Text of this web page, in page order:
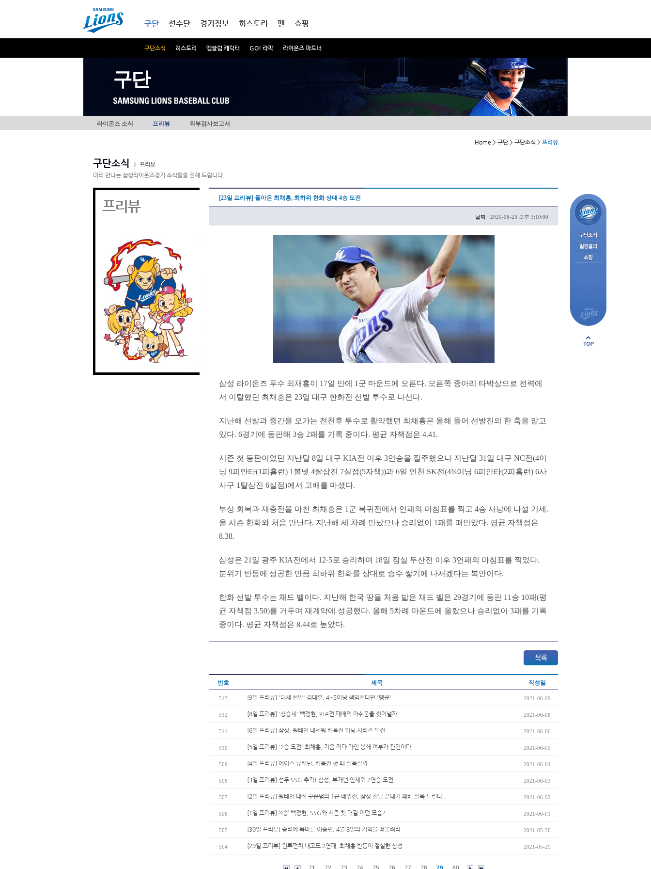
구단
구단소식 히스토리 엠블럼 캐릭터 GO! 라팍 라이온즈 파트너
선수단 경기정보 히스토리 팬 쇼핑
구단
라이온즈 소식 프리뷰 외부감사보고서
Home > 구단 > 구단소식 > 프리뷰
구단소식
프리뷰
미리 만나는 삼성라이온즈경기 소식들을 전해 드립니다.
프리뷰 [23일 프리뷰] 돌아온 최채흥, 최하위 한화 상대 4승 도전
날짜 : 2020-06-23 오후 3:10:00
삼성 라이온즈 투수 최채흥이 17일 만에 1군 마운드에 오른다. 오른쪽 종아리 타박상으로 전력에
서 이탈했던 최채흥은 23일 대구 한화전 선발 투수로 나선다.
지난해 선발과 중간을 오가는 전천후 투수로 활약했던 최채흥은 올해 들어 선발진의 한 축을 맡고
있다. 6경기에 등판해 3승 2패를 기록 중이다. 평균 자책점은 4.41.
시즌 첫 등판이었던 지난달 8일 대구 KIA전 이후 3연승을 질주했으나 지난달 31일 대구 NC전(4이
닝 9피안타(1피홈런) 1볼넷 4탈삼진 7실점(5자책))과 6일 인천 SK전(4⅔이닝 6피안타(2피홈런) 6사
사구 1탈삼진 6실점)에서 고배를 마셨다.
부상 회복과 재충전을 마친 최채흥은 1군 복귀전에서 연패의 마침표를 찍고 4승 사냥에 나설 기세.
올 시즌 한화와 처음 만난다. 지난해 세 차례 만났으나 승리없이 1패를 떠안았다. 평균 자책점은
8.38.
삼성은 21일 광주 KIA전에서 12-5로 승리하며 18일 잠실 두산전 이후 3연패의 마침표를 찍었다.
분위기 반등에 성공한 만큼 최하위 한화를 상대로 승수 쌓기에 나서겠다는 복안이다.
한화 선발 투수는 채드 벨이다. 지난해 한국 땅을 처음 밟은 채드 벨은 29경기에 등판 11승 10패(평
균 자책점 3.50)를 거두며 재계약에 성공했다. 올해 5차례 마운드에 올랐으나 승리없이 3패를 기록
중이다. 평균 자책점은 8.44로 높았다.
번호 제목 작성일
513 [9일 프리뷰] '대체 선발' 김대우, 4~5이닝 책임진다면 '땡큐' 2021-06-09
512 [8일 프리뷰] '상승세' 백정현, KIA전 패배의 아쉬움을 씻어낼까 2021-06-08
511 [6일 프리뷰] 삼성, 원태인 내세워 키움전 위닝 시리즈 도전 2021-06-06
510 [5일 프리뷰] '2승 도전' 최채흥, 키움 좌타 라인 봉쇄 여부가 관건이다 2021-06-05
509 [4일 프리뷰] 에이스 뷰캐넌, 키움전 첫 패 설욕할까 2021-06-04
508 [3일 프리뷰] 선두 SSG 추격! 삼성, 뷰캐넌 앞세워 2연승 도전 2021-06-03
507 [2일 프리뷰] 원태인 대신 구준범의 1군 데뷔전, 삼성 전날 끝내기 패배 설욕 노린다.. 2021-06-02
506 [1일 프리뷰] ‘4승’ 백정현, SSG와 시즌 첫 대결 어떤 모습? 2021-06-01
505 [30일 프리뷰] 승리에 목마른 이승민, 4월 8일의 기억을 떠올려라 2021-05-30
504 [29일 프리뷰] 원투펀치 내고도 2연패, 최채흥 반등이 절실한 삼성 2021-05-29